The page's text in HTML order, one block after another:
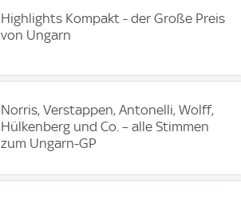
Highlights Kompakt - der Große Preis
von Ungarn
Norris, Verstappen, Antonelli, Wolff,
Hülkenberg und Co. – alle Stimmen
zum Ungarn-GP